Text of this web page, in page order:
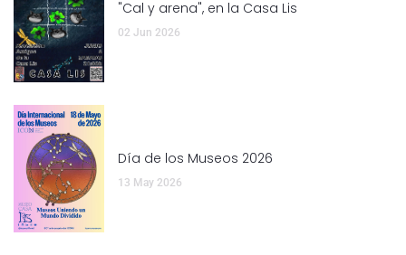
"Cal y arena", en la Casa Lis
02 Jun 2026
Día de los Museos 2026
13 May 2026